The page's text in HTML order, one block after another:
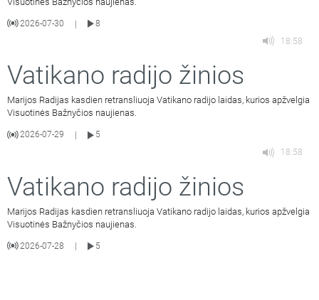
2026-07-30 |
8
18:58
Vatikano radijo žinios
Marijos Radijas kasdien retransliuoja Vatikano radijo laidas, kurios apžvelgia
Visuotinės Bažnyčios naujienas.
2026-07-29
5
18:58
Vatikano radijo žinios
Marijos Radijas kasdien retransliuoja Vatikano radijo laidas, kurios apžvelgia
Visuotinės Bažnyčios naujienas.
2026-07-28 5